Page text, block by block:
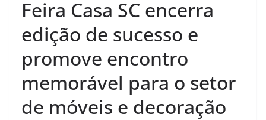
Feira Casa SC encerra
edição de sucesso e
promove encontro
memorável para o setor
de móveis e decoração